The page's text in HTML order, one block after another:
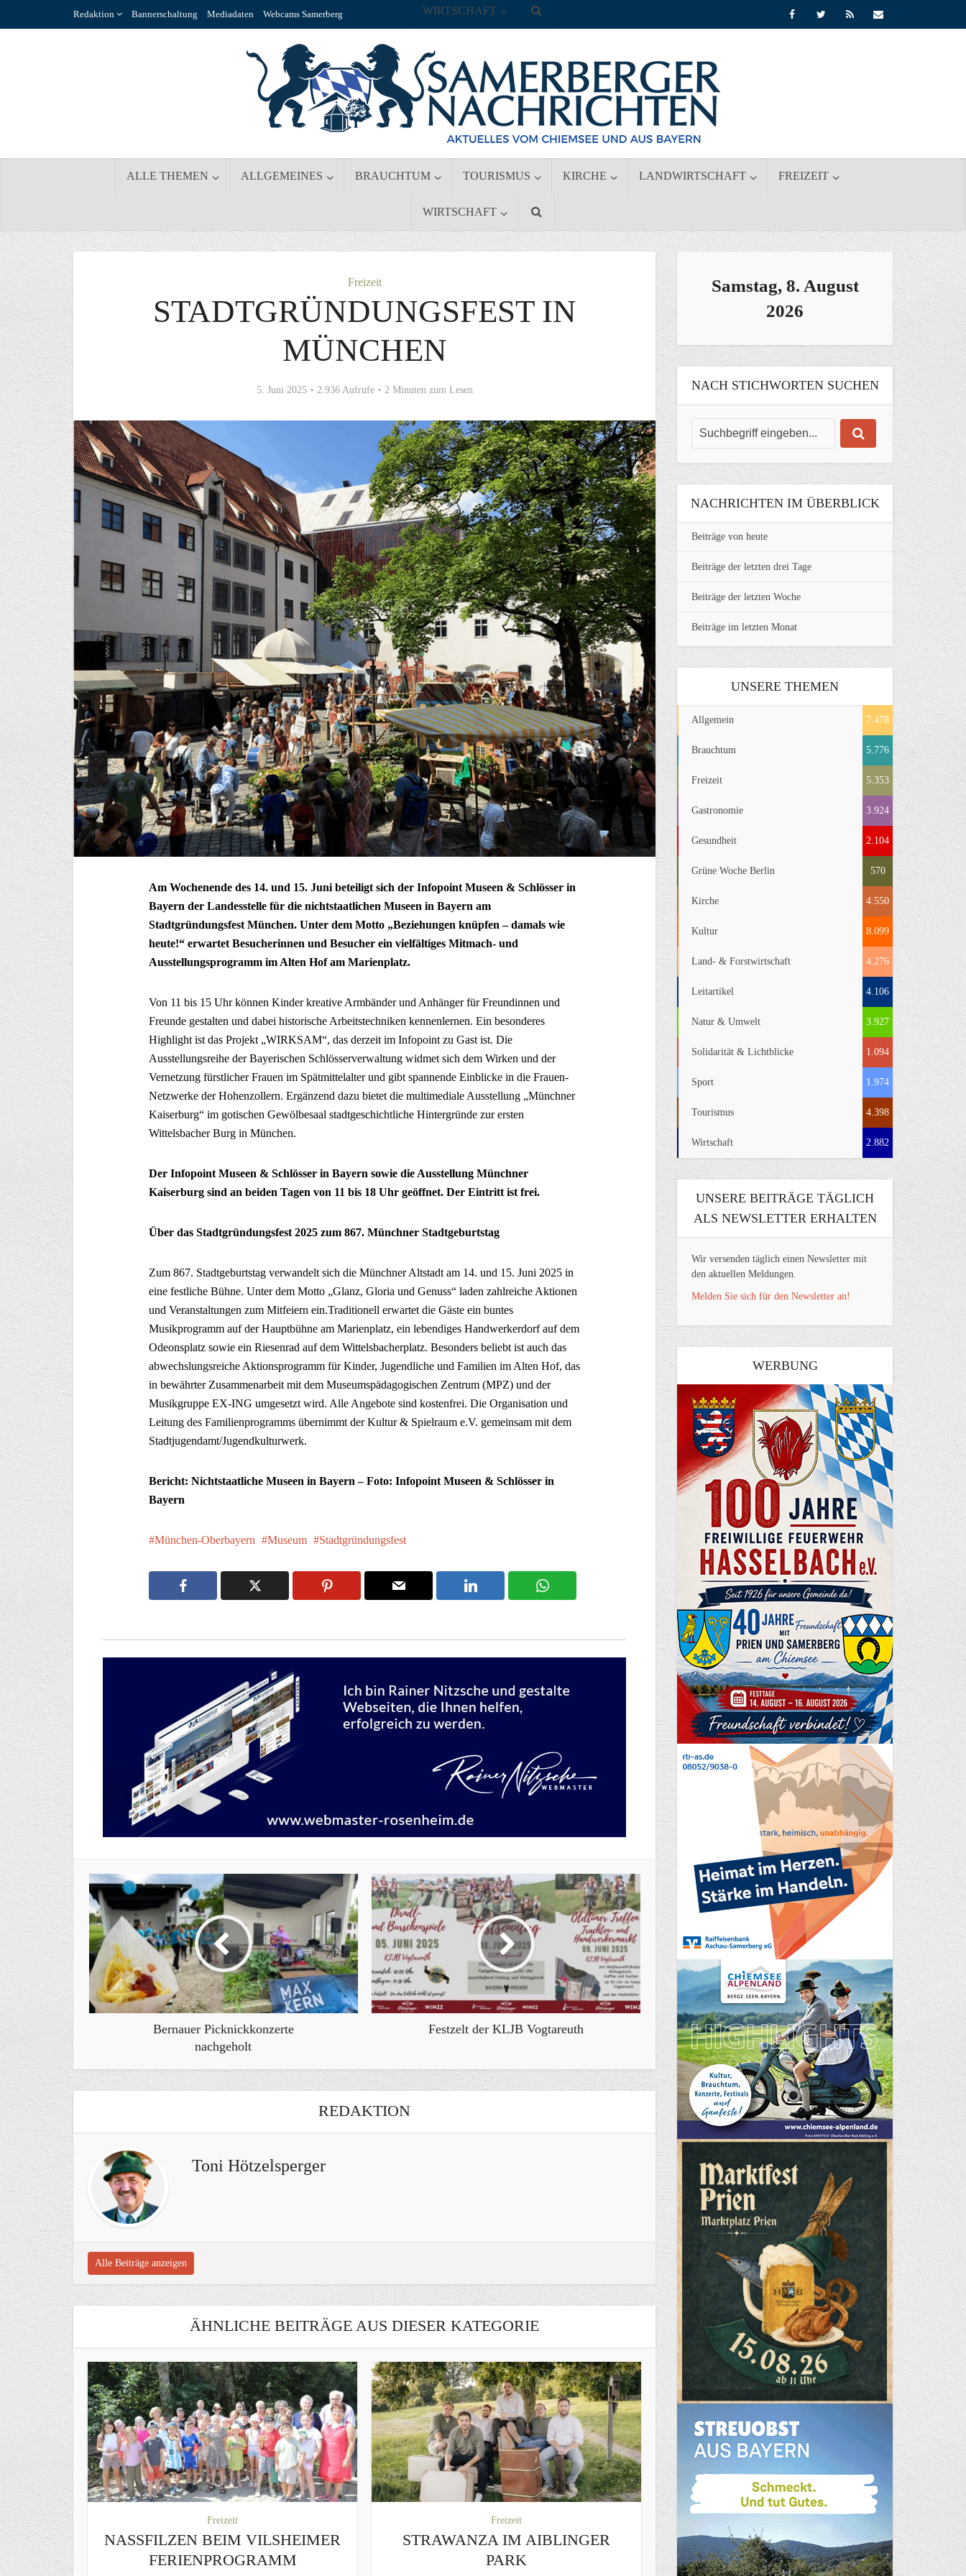
Redaktion Bannerschaltung Mediadaten Webcams Samerberg
ALLE THEMEN ALLGEMEINES BRAUCHTUM TOURISMUS KIRCHE LANDWIRTSCHAFT FREIZEIT
WIRTSCHAFT
WIRTSCHAFT
Freizeit
STADTGRÜNDUNGSFEST IN
MÜNCHEN
5. Juni 2025 2.936 Aufrufe 2 Minuten zum Lesen
Am Wochenende des 14. und 15. Juni beteiligt sich der Infopoint Museen & Schlösser in
Bayern der Landesstelle für die nichtstaatlichen Museen in Bayern am
Stadtgründungsfest München. Unter dem Motto „Beziehungen knüpfen – damals wie
heute!“ erwartet Besucherinnen und Besucher ein vielfältiges Mitmach- und
Ausstellungsprogramm im Alten Hof am Marienplatz.
Von 11 bis 15 Uhr können Kinder kreative Armbänder und Anhänger für Freundinnen und
Freunde gestalten und dabei historische Arbeitstechniken kennenlernen. Ein besonderes
Highlight ist das Projekt „WIRKSAM“, das derzeit im Infopoint zu Gast ist. Die
Ausstellungsreihe der Bayerischen Schlösserverwaltung widmet sich dem Wirken und der
Vernetzung fürstlicher Frauen im Spätmittelalter und gibt spannende Einblicke in die Frauen-
Netzwerke der Hohenzollern. Ergänzend dazu bietet die multimediale Ausstellung „Münchner
Kaiserburg“ im gotischen Gewölbesaal stadtgeschichtliche Hintergründe zur ersten
Wittelsbacher Burg in München.
Der Infopoint Museen & Schlösser in Bayern sowie die Ausstellung Münchner
Kaiserburg sind an beiden Tagen von 11 bis 18 Uhr geöffnet. Der Eintritt ist frei.
Über das Stadtgründungsfest 2025 zum 867. Münchner Stadtgeburtstag
Zum 867. Stadtgeburtstag verwandelt sich die Münchner Altstadt am 14. und 15. Juni 2025 in
eine festliche Bühne. Unter dem Motto „Glanz, Gloria und Genuss“ laden zahlreiche Aktionen
und Veranstaltungen zum Mitfeiern ein.Traditionell erwartet die Gäste ein buntes
Musikprogramm auf der Hauptbühne am Marienplatz, ein lebendiges Handwerkerdorf auf dem
Odeonsplatz sowie ein Riesenrad auf dem Wittelsbacherplatz. Besonders beliebt ist auch das
abwechslungsreiche Aktionsprogramm für Kinder, Jugendliche und Familien im Alten Hof, das
in bewährter Zusammenarbeit mit dem Museumspädagogischen Zentrum (MPZ) und der
Musikgruppe EX-ING umgesetzt wird. Alle Angebote sind kostenfrei. Die Organisation und
Leitung des Familienprogramms übernimmt der Kultur & Spielraum e.V. gemeinsam mit dem
Stadtjugendamt/Jugendkulturwerk.
Bericht: Nichtstaatliche Museen in Bayern – Foto: Infopoint Museen & Schlösser in
Bayern
München-Oberbayern Museum Stadtgründungsfest
Bernauer Picknickkonzerte
nachgeholt
Festzelt der KLJB Vogtareuth
REDAKTION
Toni Hötzelsperger
Alle Beiträge anzeigen
ÄHNLICHE BEITRÄGE AUS DIESER KATEGORIE
Freizeit
NASSFILZEN BEIM VILSHEIMER
FERIENPROGRAMM
Freizeit
STRAWANZA IM AIBLINGER
PARK
Samstag, 8. August
2026
NACH STICHWORTEN SUCHEN
NACHRICHTEN IM ÜBERBLICK
Beiträge von heute
Beiträge der letzten drei Tage
Beiträge der letzten Woche
Beiträge im letzten Monat
UNSERE THEMEN
Allgemein 7.478
Brauchtum 5.776
Freizeit 5.353
Gastronomie 3.924
Gesundheit 2.104
Grüne Woche Berlin 570
Kirche 4.550
Kultur 8.099
Land- & Forstwirtschaft 4.276
Leitartikel 4.106
Natur & Umwelt 3.927
Solidarität & Lichtblicke 1.094
Sport 1.974
Tourismus 4.398
Wirtschaft 2.882
UNSERE BEITRÄGE TÄGLICH
ALS NEWSLETTER ERHALTEN
Wir versenden täglich einen Newsletter mit
den aktuellen Meldungen.
Melden Sie sich für den Newsletter an!
WERBUNG